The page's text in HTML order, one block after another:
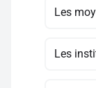
Les
Les